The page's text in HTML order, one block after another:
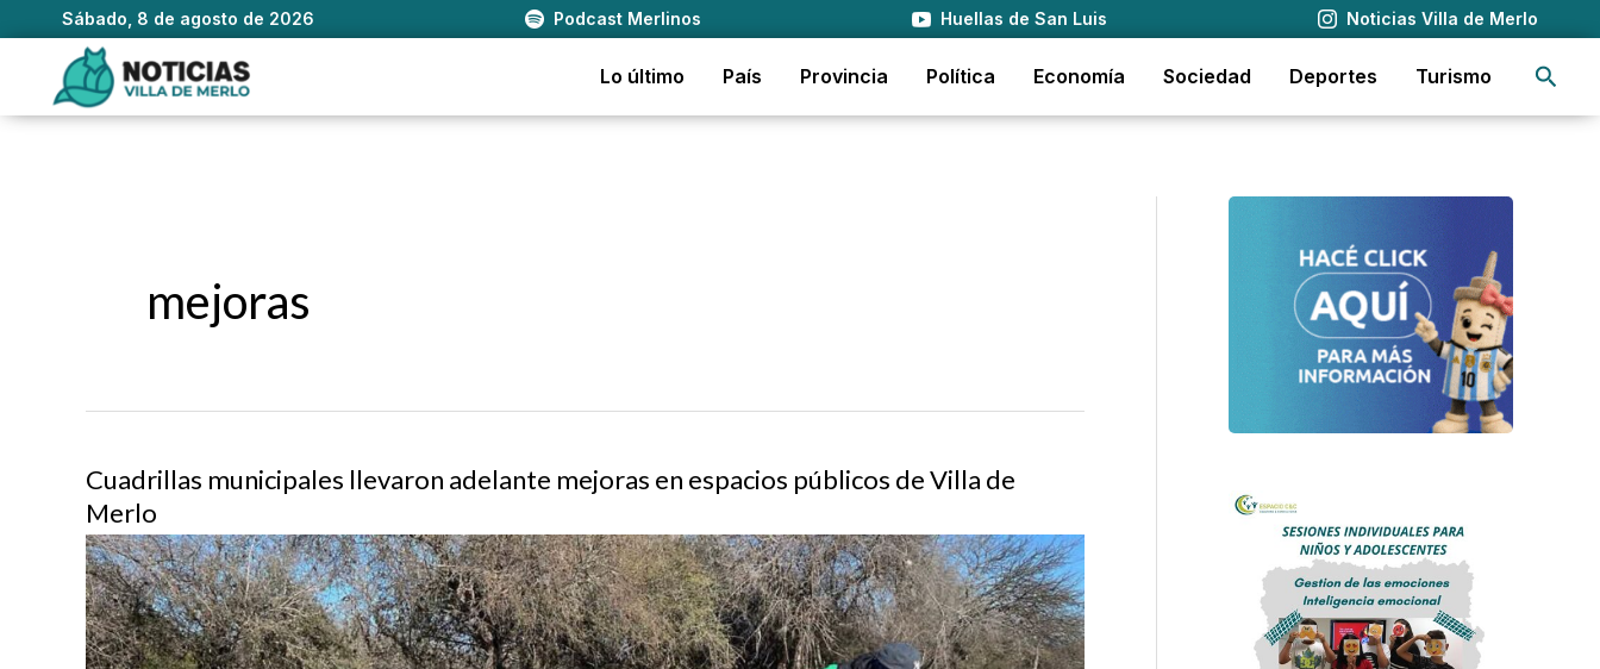
Sábado, 8 de agosto de 2026 Podcast Merlinos Huellas de San Luis Noticias Villa de Merlo
contenido
Lo último País Provincia Política Economía Sociedad Deportes Turismo
mejoras
Cuadrillas municipales llevaron adelante mejoras en espacios públicos de Villa de
Merlo